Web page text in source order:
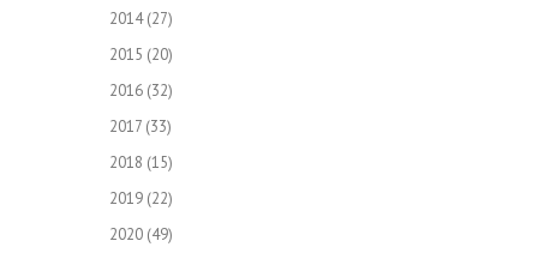
2014(27)
2015 (20)
2016 (32)
2017 (33)
2018 (15)
2019 (22)
2020 (49)